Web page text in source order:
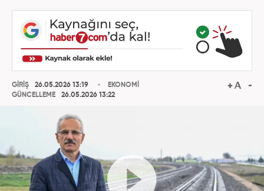
GİRİŞ
26.05.2026 13:19
GÜNCELLEME
26.05.2026 13:22
EKONOMİ